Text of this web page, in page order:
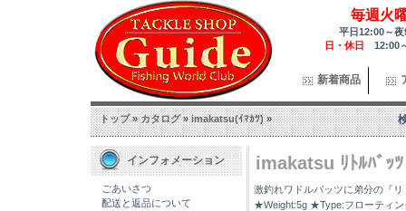
毎週火
平日12:00～
日・休日 12:00
新着商品
トップ»カタログ»imakatsu(ｲﾏｶﾂ)»
インフォメーション
ごあいさつ
配送と返品について
imakatsu ﾘﾄﾙﾊﾞｯ
激釣れワドルバッツに弟分の『
★Weight:5g ★Type:フローティン